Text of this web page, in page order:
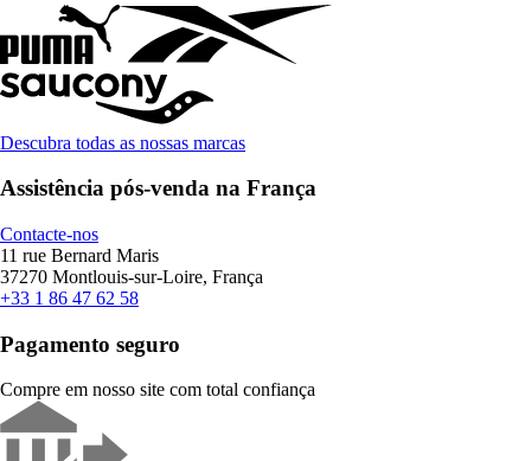
Descubra todas as nossas marcas
Assistência pós-venda na França
Contacte-nos
11 rue Bernard Maris
37270 Montlouis-sur-Loire, França
+33 1 86 47 62 58
Pagamento seguro
Compre em nosso site com total confiança